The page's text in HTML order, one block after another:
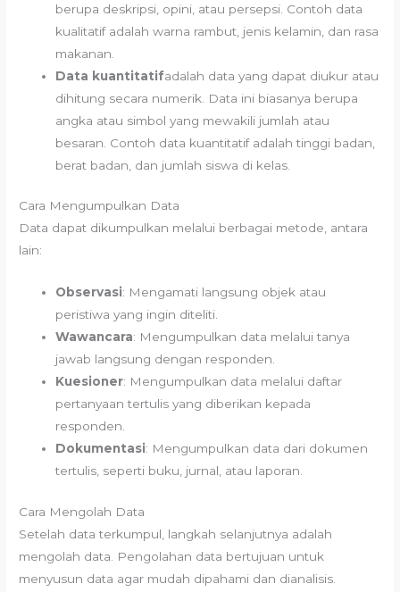
berupa deskripsi, opini, atau persepsi. Contoh data
kualitatif adalah warna rambut, jenis kelamin, dan rasa
makanan.
Data kuantitatifadalah data yang dapat diukur atau
dihitung secara numerik. Data ini biasanya berupa
angka atau simbol yang mewakili jumlah atau
besaran. Contoh data kuantitatif adalah tinggi badan,
berat badan, dan jumlah siswa di kelas.
Cara Mengumpulkan Data
Data dapat dikumpulkan melalui berbagai metode, antara
lain:
Observasi: Mengamati langsung objek atau
peristiwa yang ingin diteliti.
Wawancara: Mengumpulkan data melalui tanya
jawab langsung dengan responden.
Kuesioner: Mengumpulkan data melalui daftar
pertanyaan tertulis yang diberikan kepada
responden.
Dokumentasi: Mengumpulkan data dari dokumen
tertulis, seperti buku, jurnal, atau laporan.
Cara Mengolah Data
Setelah data terkumpul, langkah selanjutnya adalah
mengolah data. Pengolahan data bertujuan untuk
menyusun data agar mudah dipahami dan dianalisis.